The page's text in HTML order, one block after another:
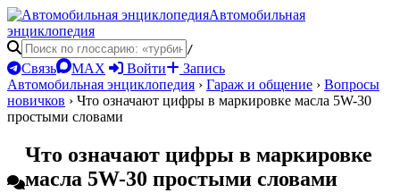
Автомобильная
энциклопедия
/
Связь MAX Войти
Запись
Автомобильная энциклопедия › Гараж и общение › Вопросы
новичков › Что означают цифры в маркировке масла 5W-30
простыми словами
Что означают цифры в маркировке
масла 5W-30 простыми словами